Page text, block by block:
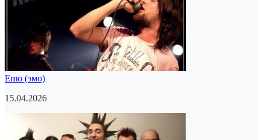
Emo (эмо)
15.04.2026